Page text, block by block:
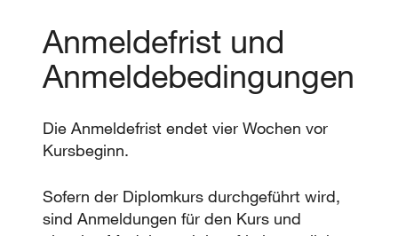
Anmeldefrist und
Anmeldebedingungen
Die Anmeldefrist endet vier Wochen vor
Kursbeginn.
Sofern der Diplomkurs durchgeführt wird,
sind Anmeldungen für den Kurs und